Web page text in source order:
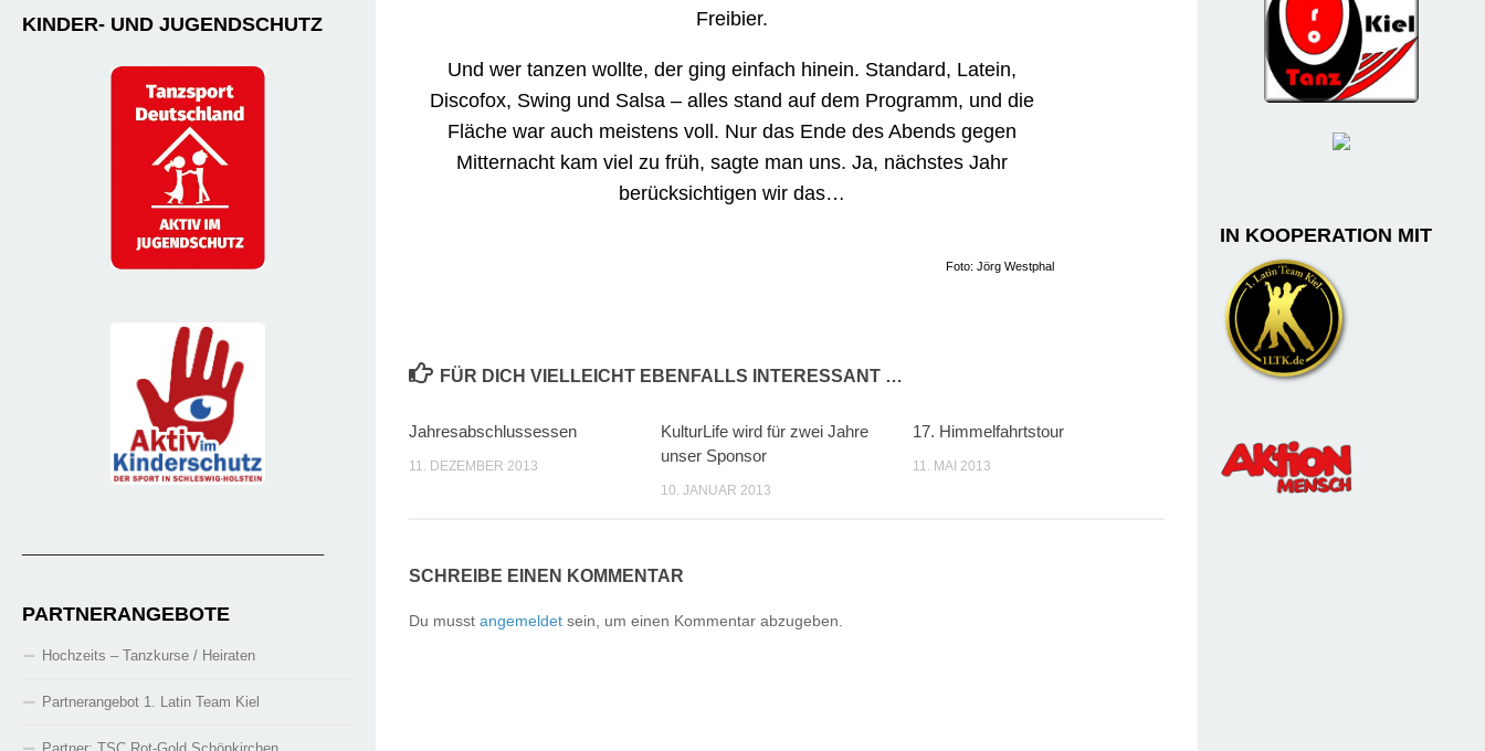
Freibier.
Und wer tanzen wollte, der ging einfach hinein. Standard, Latein,
Discofox, Swing und Salsa – alles stand auf dem Programm, und die
Fläche war auch meistens voll. Nur das Ende des Abends gegen
Mitternacht kam viel zu früh, sagte man uns. Ja, nächstes Jahr
berücksichtigen wir das…
Foto: Jörg Westphal
FÜR DICH VIELLEICHT EBENFALLS INTERESSANT …
Jahresabschlussessen
11. DEZEMBER 2013
KulturLife wird für zwei Jahre
unser Sponsor
10. JANUAR 2013
17. Himmelfahrtstour
11. MAI 2013
SCHREIBE EINEN KOMMENTAR
Du musst angemeldet sein, um einen Kommentar abzugeben.
KINDER- UND JUGENDSCHUTZ
PARTNERANGEBOTE
Hochzeits – Tanzkurse / Heiraten
Partnerangebot 1. Latin Team Kiel
IN KOOPERATION MIT